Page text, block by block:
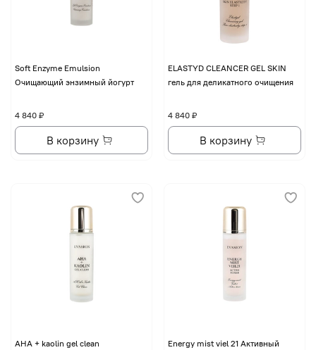
Soft Enzyme Emulsion
Очищающий энзимный йогурт
4 840 ₽
В корзину
ELASTYD CLEANCER GEL SKIN
гель для деликатного очищения
4 840 ₽
В корзину
AHA + kaolin gel clean
Energy mist viel 21 Активный